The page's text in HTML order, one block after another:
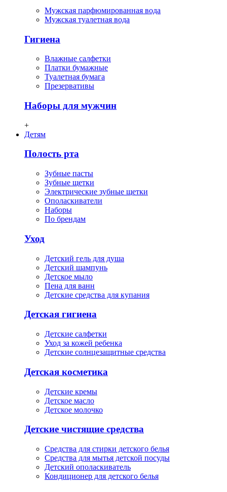
Мужская парфюмированная вода
Мужская туалетная вода
Гигиена
Влажные салфетки
Платки бумажные
Туалетная бумага
Презервативы
Наборы для мужчин
+
Детям
Полость рта
Зубные пасты
Зубные щетки
Электрические зубные щетки
Ополаскиватели
Наборы
По брендам
Уход
Детский гель для душа
Детский шампунь
Детское мыло
Пена для ванн
Детские средства для купания
Детская гигиена
Детские салфетки
Уход за кожей ребенка
Детские солнцезащитные средства
Детская косметика
Детские кремы
Детское масло
Детское молочко
Детские чистящие средства
Средства для стирки детского белья
Средства для мытья детской посуды
Детский ополаскиватель
Кондиционер для детского белья